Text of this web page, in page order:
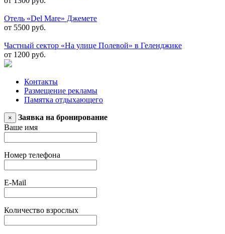
Отель «Del Mare» Джемете
от 5500 руб.
Частный сектор «На улице Полевой» в Геленджике
от 1200 руб.
Контакты
Размещение рекламы
Памятка отдыхающего
×
Заявка на бронирование
Ваше имя
Номер телефона
E-Mail
Количество взрослых